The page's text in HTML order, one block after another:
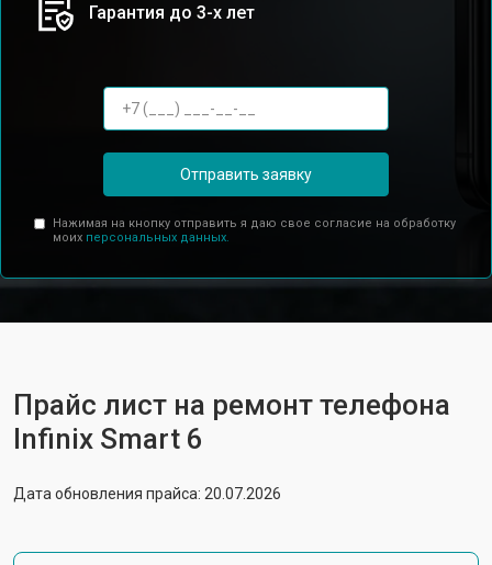
Гарантия до 3-х лет
Отправить заявку
Нажимая на кнопку отправить я даю свое согласие на обработку
моих персональных данных.
Прайс лист на ремонт телефона
Infinix Smart 6
Дата обновления прайса: 20.07.2026